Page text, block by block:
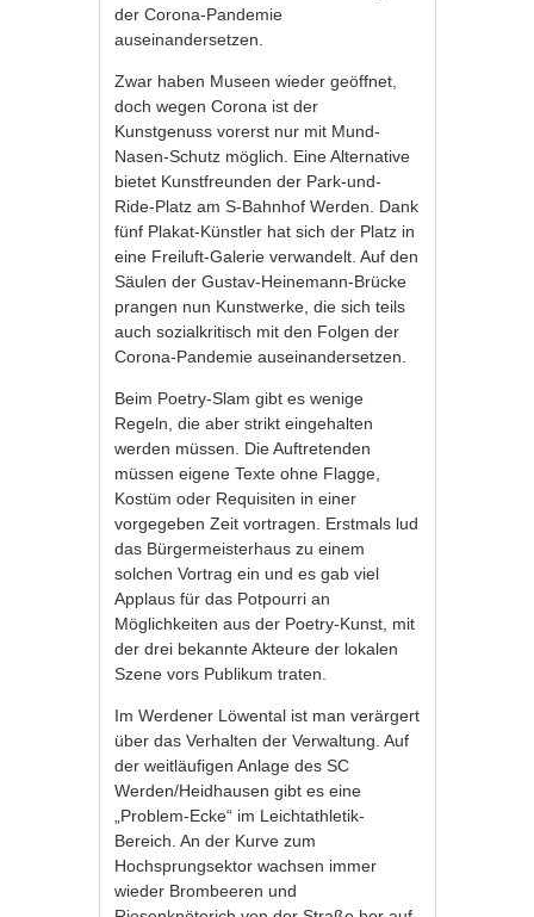
der Corona-Pandemie
auseinandersetzen.
Zwar haben Museen wieder geöffnet,
doch wegen Corona ist der
Kunstgenuss vorerst nur mit Mund-
Nasen-Schutz möglich. Eine Alternative
bietet Kunstfreunden der Park-und-
Ride-Platz am S-Bahnhof Werden. Dank
fünf Plakat-Künstler hat sich der Platz in
eine Freiluft-Galerie verwandelt. Auf den
Säulen der Gustav-Heinemann-Brücke
prangen nun Kunstwerke, die sich teils
auch sozialkritisch mit den Folgen der
Corona-Pandemie auseinandersetzen.
Beim Poetry-Slam gibt es wenige
Regeln, die aber strikt eingehalten
werden müssen. Die Auftretenden
müssen eigene Texte ohne Flagge,
Kostüm oder Requisiten in einer
vorgegeben Zeit vortragen. Erstmals lud
das Bürgermeisterhaus zu einem
solchen Vortrag ein und es gab viel
Applaus für das Potpourri an
Möglichkeiten aus der Poetry-Kunst, mit
der drei bekannte Akteure der lokalen
Szene vors Publikum traten.
Im Werdener Löwental ist man verärgert
über das Verhalten der Verwaltung. Auf
der weitläufigen Anlage des SC
Werden/Heidhausen gibt es eine
„Problem-Ecke“ im Leichtathletik-
Bereich. An der Kurve zum
Hochsprungsektor wachsen immer
wieder Brombeeren und